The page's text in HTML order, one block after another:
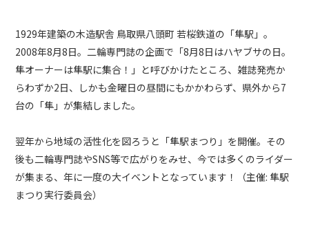
1929年建築の木造駅舎 鳥取県八頭町 若桜鉄道の「隼駅」。
2008年8月8日。二輪専門誌の企画で「8月8日はハヤブサの日。
隼オーナーは隼駅に集合！」と呼びかけたところ、雑誌発売か
らわずか2日、しかも金曜日の昼間にもかかわらず、県外から7
台の「隼」が集結しました。
翌年から地域の活性化を図ろうと「隼駅まつり」を開催。その
後も二輪専門誌やSNS等で広がりをみせ、今では多くのライダー
が集まる、年に一度の大イベントとなっています！（主催: 隼駅
まつり実行委員会）